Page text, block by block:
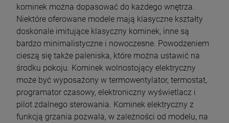
kominek można dopasować do każdego wnętrza.
Niektóre oferowane modele mają klasyczne kształty
doskonale imitujące klasyczny kominek, inne są
bardzo minimalistyczne i nowoczesne. Powodzeniem
cieszą się także paleniska, które można ustawić na
środku pokoju. Kominek wolnostojący elektryczny
może być wyposażony w termowentylator, termostat,
programator czasowy, elektroniczny wyświetlacz i
pilot zdalnego sterowania. Kominek elektryczny z
funkcją grzania pozwala, w zależności od modelu, na